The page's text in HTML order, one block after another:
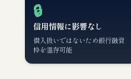
🔒
信用情報に影響なし
借入扱いではないため銀行融資
枠を温存可能